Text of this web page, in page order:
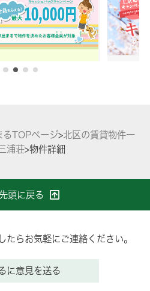
TOPページ>北区の賃貸物件一
浦荘>物件詳細
頭に戻る
たらお気軽にご連絡ください。
に意見を送る